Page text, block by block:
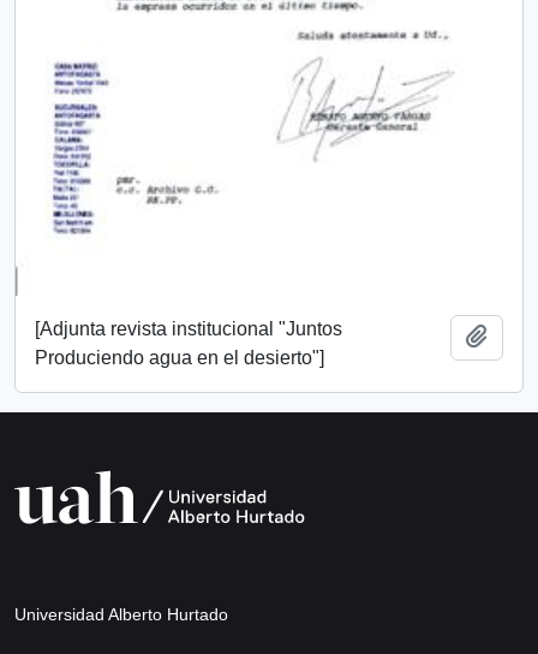
[Adjunta revista institucional "Juntos
Produciendo agua en el desierto"]
Universidad Alberto Hurtado